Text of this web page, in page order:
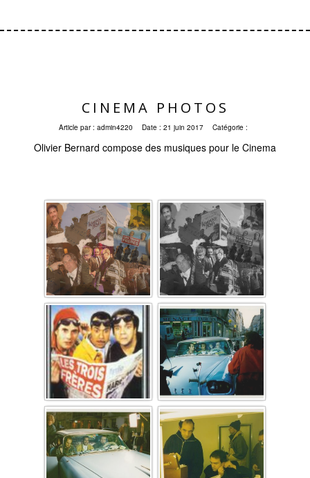
CINEMA PHOTOS
Article par : admin4220 Date : 21 juin 2017 Catégorie :
Olivier Bernard compose des musiques pour le Cinema